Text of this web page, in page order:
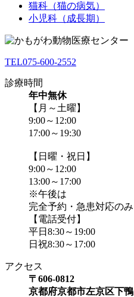
猫科（猫の病気）
小児科（成長期）
TEL075-600-2552
診療時間
年中無休
【月～土曜】
9:00～12:00
17:00～19:30
【日曜・祝日】
9:00～12:00
13:00～17:00
※午後は
完全予約・急患対応のみ
【電話受付】
平日8:30～19:00
日祝8:30～17:00
アクセス
〒606-0812
京都府京都市左京区下鴨